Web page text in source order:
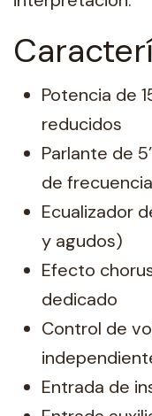
Potencia de
reducidos
Parlante de
de
Ecualizador
y agudos)
Efecto
dedicado
Control de
Entrada de